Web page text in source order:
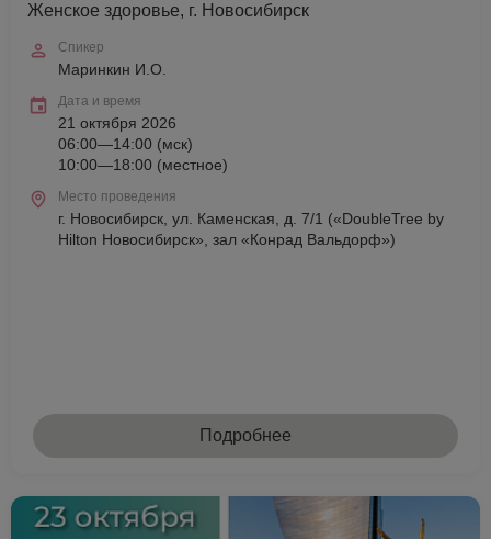
Женское здоровье, г. Новосибирск
Спикер
Маринкин И.О.
Дата и время
21 октября 2026
06:00—14:00 (мск)
10:00—18:00 (местное)
Место проведения
г. Новосибирск, ул. Каменская, д. 7/1 («DoubleTree by
Hilton Новосибирск», зал «Конрад Вальдорф»)
Подробнее